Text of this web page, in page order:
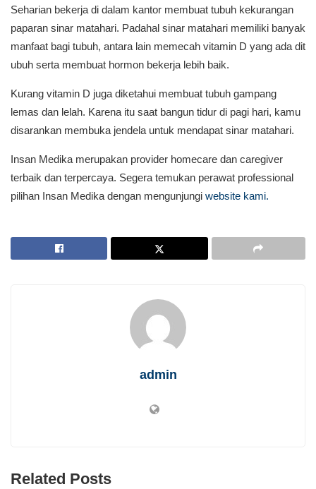
Seharian bekerja di dalam kantor membuat tubuh kekurangan
paparan sinar matahari. Padahal sinar matahari memiliki banyak
manfaat bagi tubuh, antara lain memecah vitamin D yang ada dit
ubuh serta membuat hormon bekerja lebih baik.
Kurang vitamin D juga diketahui membuat tubuh gampang
lemas dan lelah. Karena itu saat bangun tidur di pagi hari, kamu
disarankan membuka jendela untuk mendapat sinar matahari.
Insan Medika merupakan provider homecare dan caregiver
terbaik dan terpercaya. Segera temukan perawat professional
pilihan Insan Medika dengan mengunjungi website kami.
admin
Related Posts